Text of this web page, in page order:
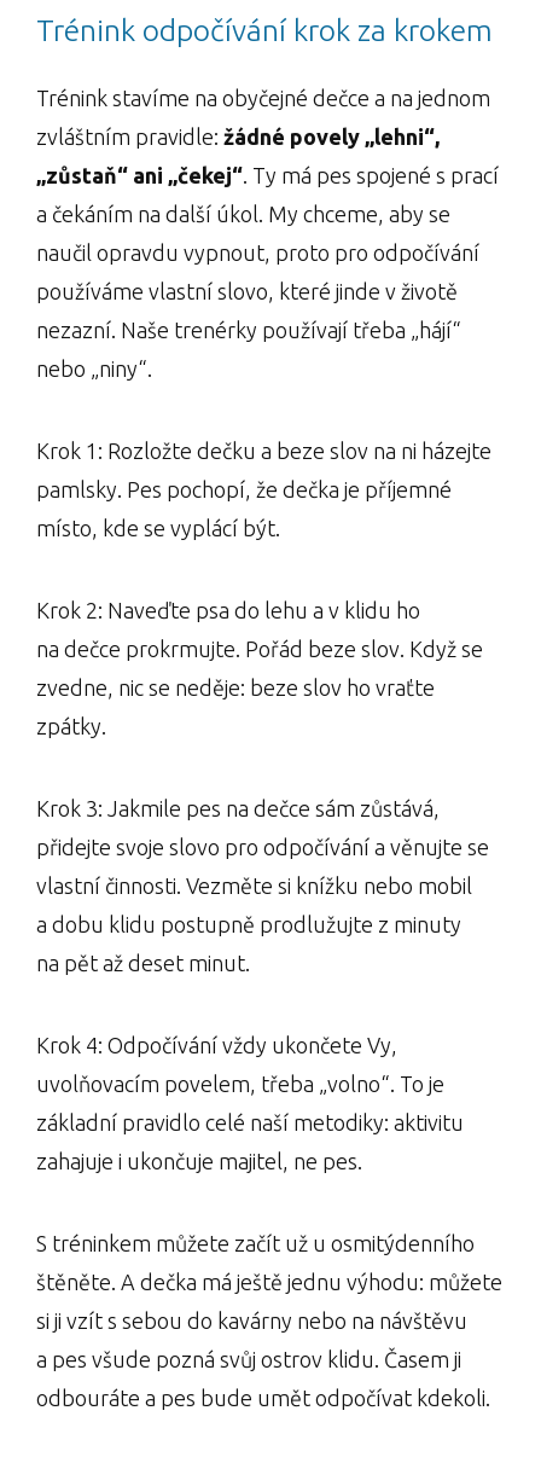
Trénink odpočívání krok za krokem
Trénink stavíme na obyčejné dečce a na jednom
zvláštním pravidle: žádné povely „lehni“,
„zůstaň“ ani „čekej“. Ty má pes spojené s prací
a čekáním na další úkol. My chceme, aby se
naučil opravdu vypnout, proto pro odpočívání
používáme vlastní slovo, které jinde v životě
nezazní. Naše trenérky používají třeba „hájí“
nebo „niny“.
Krok 1: Rozložte dečku a beze slov na ni házejte
pamlsky. Pes pochopí, že dečka je příjemné
místo, kde se vyplácí být.
Krok 2: Naveďte psa do lehu a v klidu ho
na dečce prokrmujte. Pořád beze slov. Když se
zvedne, nic se neděje: beze slov ho vraťte
zpátky.
Krok 3: Jakmile pes na dečce sám zůstává,
přidejte svoje slovo pro odpočívání a věnujte se
vlastní činnosti. Vezměte si knížku nebo mobil
a dobu klidu postupně prodlužujte z minuty
na pět až deset minut.
Krok 4: Odpočívání vždy ukončete Vy,
uvolňovacím povelem, třeba „volno“. To je
základní pravidlo celé naší metodiky: aktivitu
zahajuje i ukončuje majitel, ne pes.
S tréninkem můžete začít už u osmitýdenního
štěněte. A dečka má ještě jednu výhodu: můžete
si ji vzít s sebou do kavárny nebo na návštěvu
a pes všude pozná svůj ostrov klidu. Časem ji
odbouráte a pes bude umět odpočívat kdekoli.